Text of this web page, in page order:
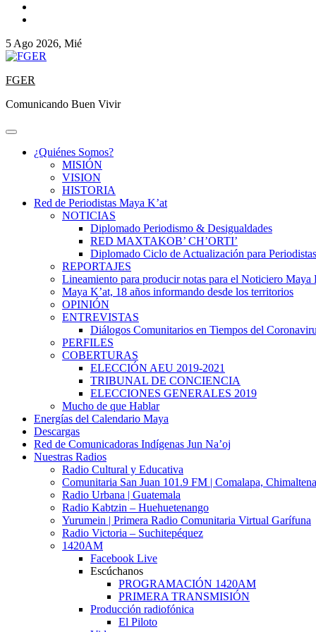
5 Ago 2026, Mié
FGER
Comunicando Buen Vivir
¿Quiénes Somos?
MISIÓN
VISION
HISTORIA
Red de Periodistas Maya K’at
NOTICIAS
Diplomado Periodismo & Desigualdades
RED MAXTAKOB’ CH’ORTI’
Diplomado Ciclo de Actualización para Periodistas
REPORTAJES
Lineamiento para producir notas para el Noticiero Maya
Maya K’at, 18 años informando desde los territorios
OPINIÓN
ENTREVISTAS
Diálogos Comunitarios en Tiempos del
PERFILES
COBERTURAS
ELECCIÓN AEU 2019-2021
TRIBUNAL DE CONCIENCIA
ELECCIONES GENERALES 2019
Mucho de que Hablar
Energías del Calendario Maya
Descargas
Red de Comunicadoras Indígenas Jun Na’oj
Nuestras Radios
Radio Cultural y Educativa
Comunitaria San Juan 101.9 FM | Comalapa,
Radio Urbana | Guatemala
Radio Kabtzin – Huehuetenango
Yurumein | Primera Radio Comunitaria Virtual Garífuna
Radio Victoria – Suchitepéquez
1420AM
Facebook Live
Escúchanos
PROGRAMACIÓN 1420AM
PRIMERA TRANSMISIÓN
Producción radiofónica
El Piloto